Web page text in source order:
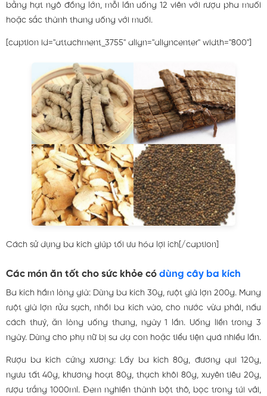
bằng hạt ngô đồng lớn, mỗi lần uống 12 viên với rượu pha muối
hoặc sắc thành thang uống với muối.
[caption id="attachment_3755" align="aligncenter" width="800"]
Cách sử dụng ba kích giúp tối ưu hóa lợi ích[/caption]
Các món ăn tốt cho sức khỏe có dùng cây ba kích
Ba kích hầm lòng già: Dùng ba kích 30g, ruột già lợn 200g. Mang
ruột già lợn rửa sạch, nhồi ba kích vào, cho nước vừa phải, nấu
cách thuỷ, ăn lòng uống thang, ngày 1 lần. Uống liền trong 3
ngày. Dùng cho phụ nữ bị sa dạ con hoặc tiểu tiện quá nhiều lần.
Rượu ba kích cứng xương: Lấy ba kích 80g, đương qui 120g,
ngưu tất 40g, khương hoạt 80g, thạch khôi 80g, xuyên tiêu 20g,
rượu trắng 1000ml. Đem nghiền thành bột thô, bọc trong túi vải,